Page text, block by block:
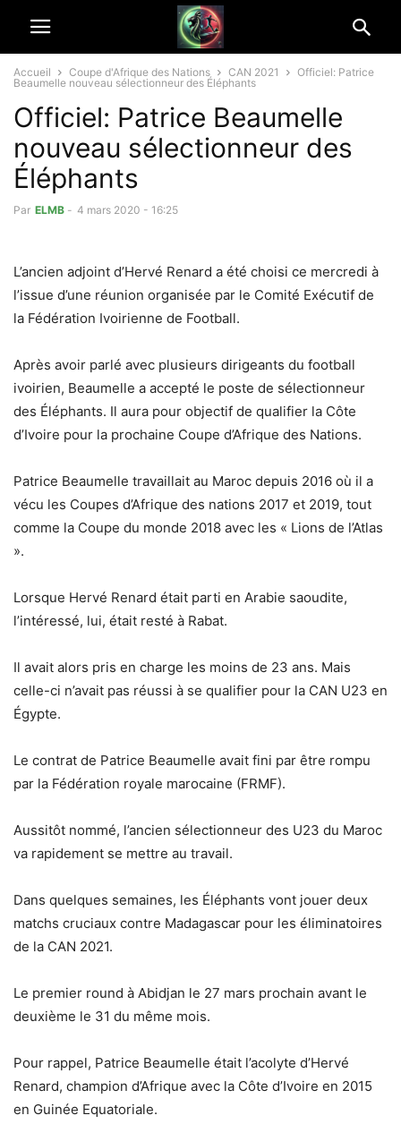
Accueil Coupe d'Afrique des Nations CAN 2021
Officiel: Patrice
Beaumelle nouveau sélectionneur des Éléphants
Officiel: Patrice Beaumelle
nouveau sélectionneur des
Éléphants
Par ELMB - 4 mars 2020 - 16:25
L’ancien adjoint d’Hervé Renard a été choisi ce mercredi à
l’issue d’une réunion organisée par le Comité Exécutif de
la Fédération Ivoirienne de Football.
Après avoir parlé avec plusieurs dirigeants du football
ivoirien, Beaumelle a accepté le poste de sélectionneur
des Éléphants. Il aura pour objectif de qualifier la Côte
d’Ivoire pour la prochaine Coupe d’Afrique des Nations.
Patrice Beaumelle travaillait au Maroc depuis 2016 où il a
vécu les Coupes d’Afrique des nations 2017 et 2019, tout
comme la Coupe du monde 2018 avec les « Lions de l’Atlas
».
Lorsque Hervé Renard était parti en Arabie saoudite,
l’intéressé, lui, était resté à Rabat.
Il avait alors pris en charge les moins de 23 ans. Mais
celle-ci n’avait pas réussi à se qualifier pour la CAN U23 en
Égypte.
Le contrat de Patrice Beaumelle avait fini par être rompu
par la Fédération royale marocaine (FRMF).
Aussitôt nommé, l’ancien sélectionneur des U23 du Maroc
va rapidement se mettre au travail.
Dans quelques semaines, les Éléphants vont jouer deux
matchs cruciaux contre Madagascar pour les éliminatoires
de la CAN 2021.
Le premier round à Abidjan le 27 mars prochain avant le
deuxième le 31 du même mois.
Pour rappel, Patrice Beaumelle était l’acolyte d’Hervé
Renard, champion d’Afrique avec la Côte d’Ivoire en 2015
en Guinée Equatoriale.